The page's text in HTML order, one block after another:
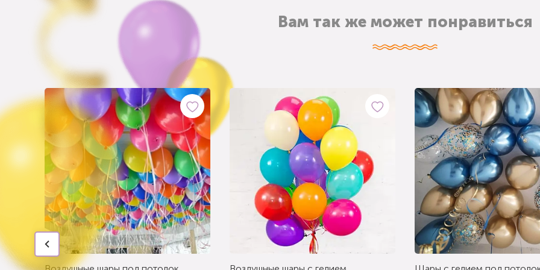
Вам так же может понравиться